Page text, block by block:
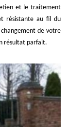
et le traitement
résistante au fil du
de votre
résultat parfait.